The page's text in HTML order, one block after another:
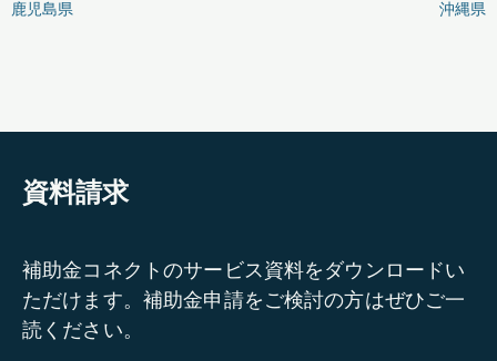
鹿児島県
沖縄県
資料請求
補助金コネクトのサービス資料をダウンロードい
ただけます。補助金申請をご検討の方はぜひご一
読ください。